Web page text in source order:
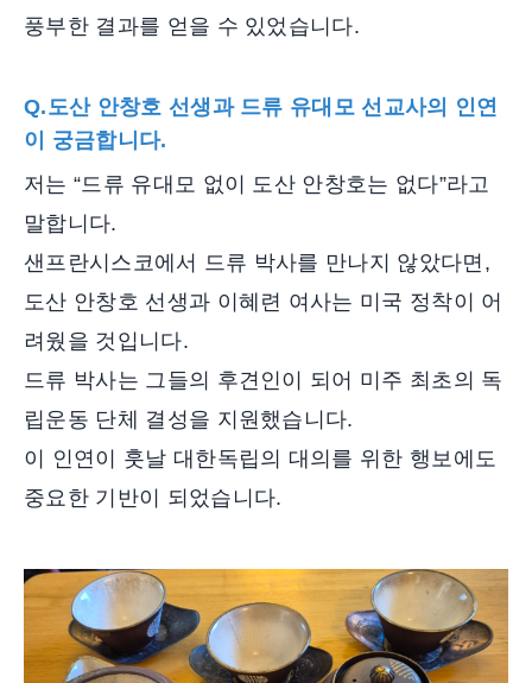
풍부한 결과를 얻을 수 있었습니다.
Q.도산 안창호 선생과 드류 유대모 선교사의 인연
이 궁금합니다.
저는 “드류 유대모 없이 도산 안창호는 없다”라고
말합니다.
샌프란시스코에서 드류 박사를 만나지 않았다면,
도산 안창호 선생과 이혜련 여사는 미국 정착이 어
려웠을 것입니다.
드류 박사는 그들의 후견인이 되어 미주 최초의 독
립운동 단체 결성을 지원했습니다.
이 인연이 훗날 대한독립의 대의를 위한 행보에도
중요한 기반이 되었습니다.